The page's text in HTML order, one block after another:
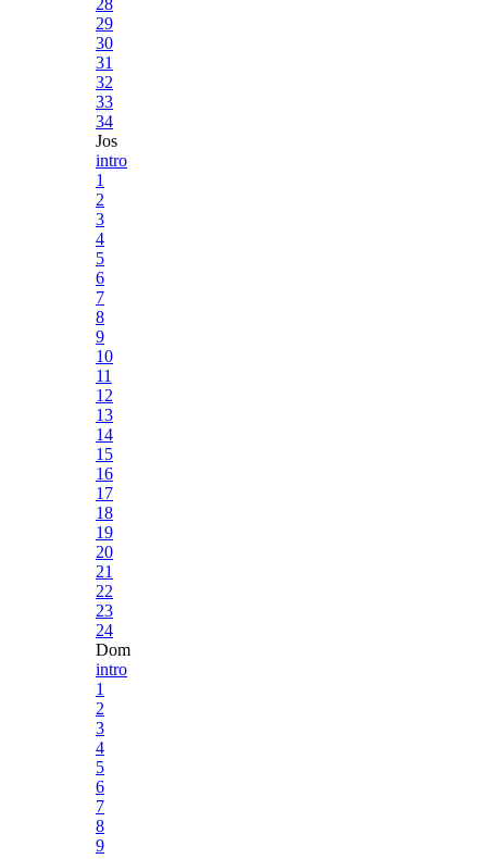
28
29
30
31
32
33
34
Jos
intro
1
2
3
4
5
6
7
8
9
10
11
12
13
14
15
16
17
18
19
20
21
22
23
24
Dom
intro
1
2
3
4
5
6
7
8
9